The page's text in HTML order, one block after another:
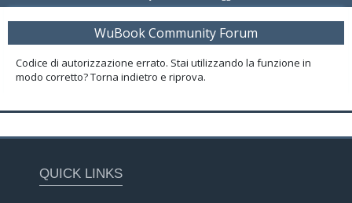
WuBook Community Forum
Codice di autorizzazione errato. Stai utilizzando la funzione in
modo corretto? Torna indietro e riprova.
QUICK LINKS